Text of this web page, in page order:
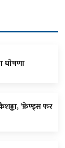
घाेषणा
‘फ्रेण्ड्स फर